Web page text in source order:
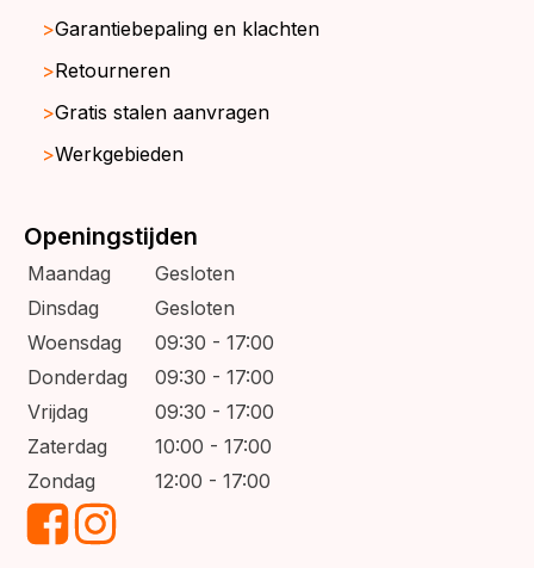
Garantiebepaling en klachten
Retourneren
Gratis stalen aanvragen
Werkgebieden
Openingstijden
Maandag
Gesloten
Dinsdag
Gesloten
Woensdag
09:30 - 17:00
Donderdag
09:30 - 17:00
Vrijdag
09:30 - 17:00
Zaterdag
10:00 - 17:00
Zondag
12:00 - 17:00